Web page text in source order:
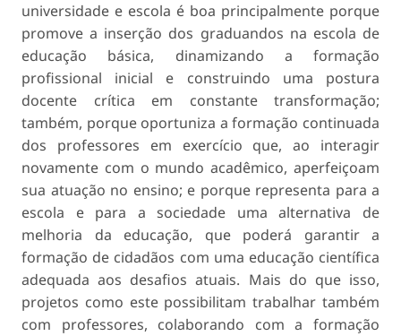
universidade e escola é boa principalmente porque
promove a inserção dos graduandos na escola de
educação básica, dinamizando a formação
profissional inicial e construindo uma postura
docente crítica em constante transformação;
também, porque oportuniza a formação continuada
dos professores em exercício que, ao interagir
novamente com o mundo acadêmico, aperfeiçoam
sua atuação no ensino; e porque representa para a
escola e para a sociedade uma alternativa de
melhoria da educação, que poderá garantir a
formação de cidadãos com uma educação científica
adequada aos desafios atuais. Mais do que isso,
projetos como este possibilitam trabalhar também
com professores, colaborando com a formação